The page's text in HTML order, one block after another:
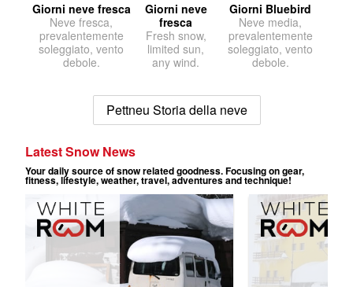
Giorni neve fresca
Neve fresca,
prevalentemente
soleggiato, vento
debole.
Giorni neve
fresca
Fresh snow,
limited sun,
any wind.
Giorni Bluebird
Neve media,
prevalentemente
soleggiato, vento
debole.
Pettneu Storia della neve